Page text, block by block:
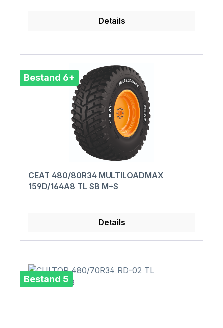
Details
Bestand 6+
CEAT 480/80R34 MULTILOADMAX
159D/164A8 TL SB M+S
Details
Bestand 5